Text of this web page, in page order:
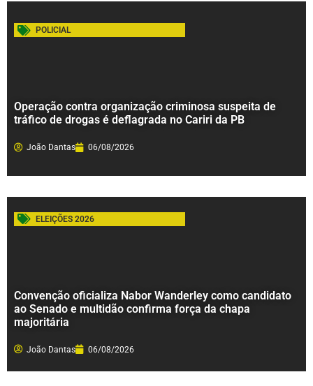
POLICIAL
Operação contra organização criminosa suspeita de
tráfico de drogas é deflagrada no Cariri da PB
João Dantas 06/08/2026
ELEIÇÕES 2026
Convenção oficializa Nabor Wanderley como candidato
ao Senado e multidão confirma força da chapa
majoritária
João Dantas 06/08/2026